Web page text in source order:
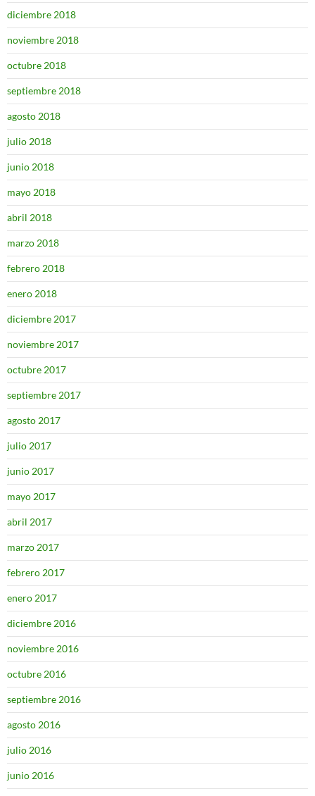
diciembre 2018
noviembre 2018
octubre 2018
septiembre 2018
agosto 2018
julio 2018
junio 2018
mayo 2018
abril 2018
marzo 2018
febrero 2018
enero 2018
diciembre 2017
noviembre 2017
octubre 2017
septiembre 2017
agosto 2017
julio 2017
junio 2017
mayo 2017
abril 2017
marzo 2017
febrero 2017
enero 2017
diciembre 2016
noviembre 2016
octubre 2016
septiembre 2016
agosto 2016
julio 2016
junio 2016